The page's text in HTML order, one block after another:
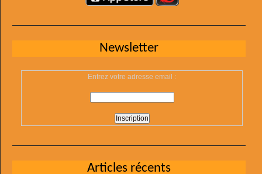
Newsletter
Entrez votre adresse email :
Articles récents